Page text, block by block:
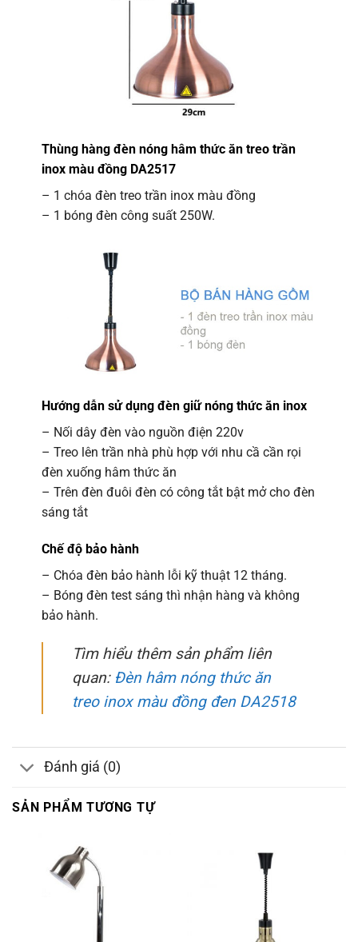
Thùng hàng đèn nóng hâm thức ăn treo trần
inox màu đồng DA2517
– 1 chóa đèn treo trần inox màu đồng
– 1 bóng đèn công suất 250W.
Hướng dẫn sử dụng đèn giữ nóng thức ăn inox
– Nối dây đèn vào nguồn điện 220v
– Treo lên trần nhà phù hợp với nhu cầ cần rọi
đèn xuống hâm thức ăn
– Trên đèn đuôi đèn có công tắt bật mở cho đèn
sáng tắt
Chế độ bảo hành
– Chóa đèn bảo hành lỗi kỹ thuật 12 tháng.
– Bóng đèn test sáng thì nhận hàng và không
bảo hành.
Tìm hiểu thêm sản phẩm liên
quan: Đèn hâm nóng thức ăn
treo inox màu đồng đen DA2518
Đánh giá (0)
SẢN PHẨM TƯƠNG TỰ